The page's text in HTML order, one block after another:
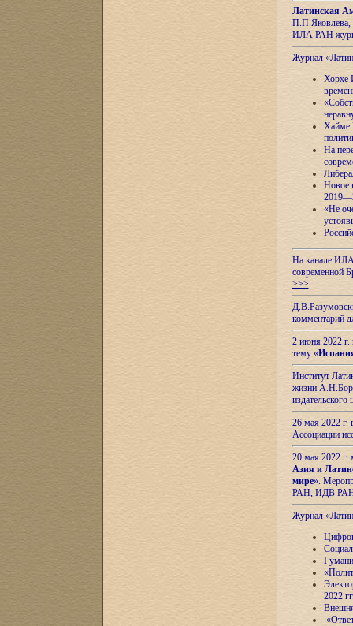
Латинская
П.П.Яковлева,
ИЛА РАН
Журнал
Хорхе
Хайме
На
Новое
«Не
На канале ИЛА
современной
>>>
комментарий
2 июня 2022 г.
тему «
Институт
жизни
26 мая 2022
Ассоциации
20 мая 2022
Азия и
мире».
РАН, ИДВ
Журнал
2022